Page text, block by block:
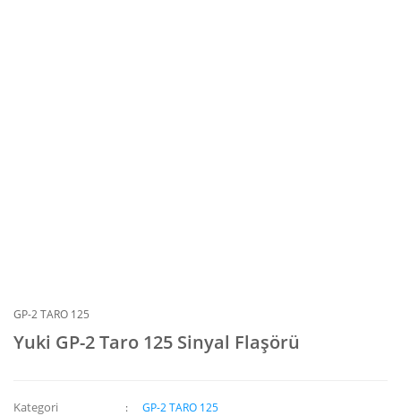
GP-2 TARO 125
Yuki GP-2 Taro 125 Sinyal Flaşörü
Kategori GP-2 TARO 125